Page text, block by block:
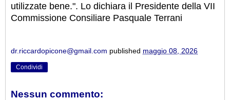
utilizzate bene.". Lo dichiara il Presidente della VII
Commissione Consiliare Pasquale Terrani
dr.riccardopicone@gmail.com published maggio 08, 2026
Condividi
Nessun commento: